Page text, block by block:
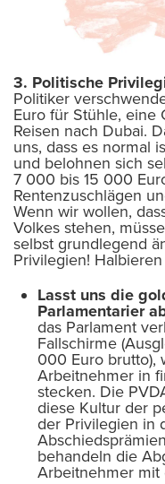
3. Politische
Politiker
Euro für Stühle, eine
Reisen nach Dubai.
uns, dass es normal
und belohnen sich
7 000 bis 15 000
Rentenzuschlägen
Wenn wir wollen,
Volkes stehen,
selbst grundlegend
Privilegien!
Lasst uns die
Parlamentarier
das Parlament
Fallschirme
000 Euro brutto),
Arbeitnehmer in
stecken. Die
diese Kultur der
der Privilegien in
behandeln die
Arbeitnehmer mit